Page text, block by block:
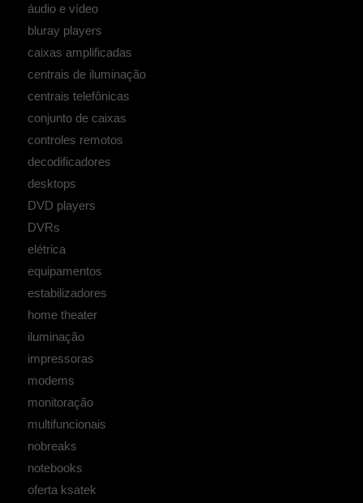
áudio e vídeo
bluray players
caixas amplificadas
centrais de iluminação
centrais telefônicas
conjunto de caixas
controles remotos
decodificadores
desktops
DVD players
DVRs
elétrica
equipamentos
estabilizadores
home theater
iluminação
impressoras
modems
monitoração
multifuncionais
nobreaks
notebooks
oferta ksatek